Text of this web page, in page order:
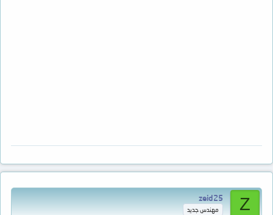
Z
zeid25
مهندس جديد